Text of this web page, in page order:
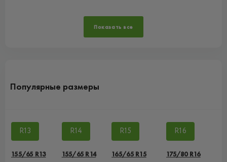
Показать все
Популярные размеры
R13
155/65 R13
R14
155/65 R14
R15
165/65 R15
R16
175/80 R16